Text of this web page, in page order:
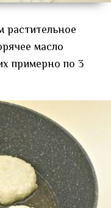
растительное
масло
примерно по 3